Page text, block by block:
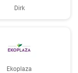
Dirk
Ekoplaza